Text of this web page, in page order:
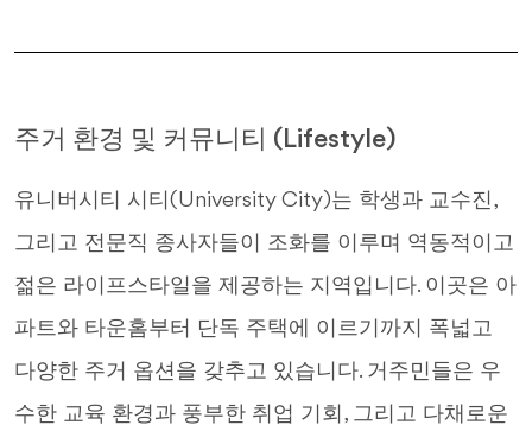
주거 환경 및 커뮤니티 (Lifestyle)
유니버시티 시티(University City)는 학생과 교수진,
그리고 전문직 종사자들이 조화를 이루며 역동적이고
젊은 라이프스타일을 제공하는 지역입니다. 이곳은 아
파트와 타운홈부터 단독 주택에 이르기까지 폭넓고
다양한 주거 옵션을 갖추고 있습니다. 거주민들은 우
수한 교육 환경과 풍부한 취업 기회, 그리고 다채로운